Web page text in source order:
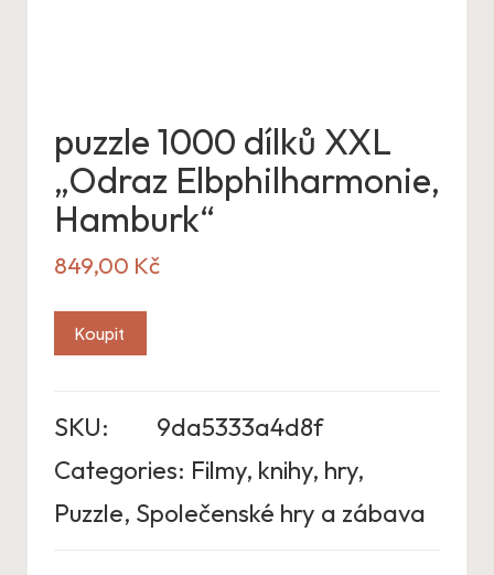
puzzle 1000 dílků XXL
„Odraz Elbphilharmonie,
Hamburk“
849,00 Kč
Koupit
SKU:
9da5333a4d8f
Categories: Filmy, knihy, hry,
Puzzle, Společenské hry a zábava